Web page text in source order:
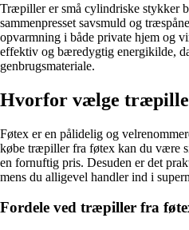
Træpiller er små cylindriske stykker
sammenpresset savsmuld og
opvarmning i både private hjem og
effektiv og bæredygtig energikilde,
genbrugsmateriale.
Hvorfor vælge
Føtex er en pålidelig og
købe træpiller fra føtex kan du være
en fornuftig pris. Desuden er det
mens du alligevel handler ind i
Fordele ved træpiller fra